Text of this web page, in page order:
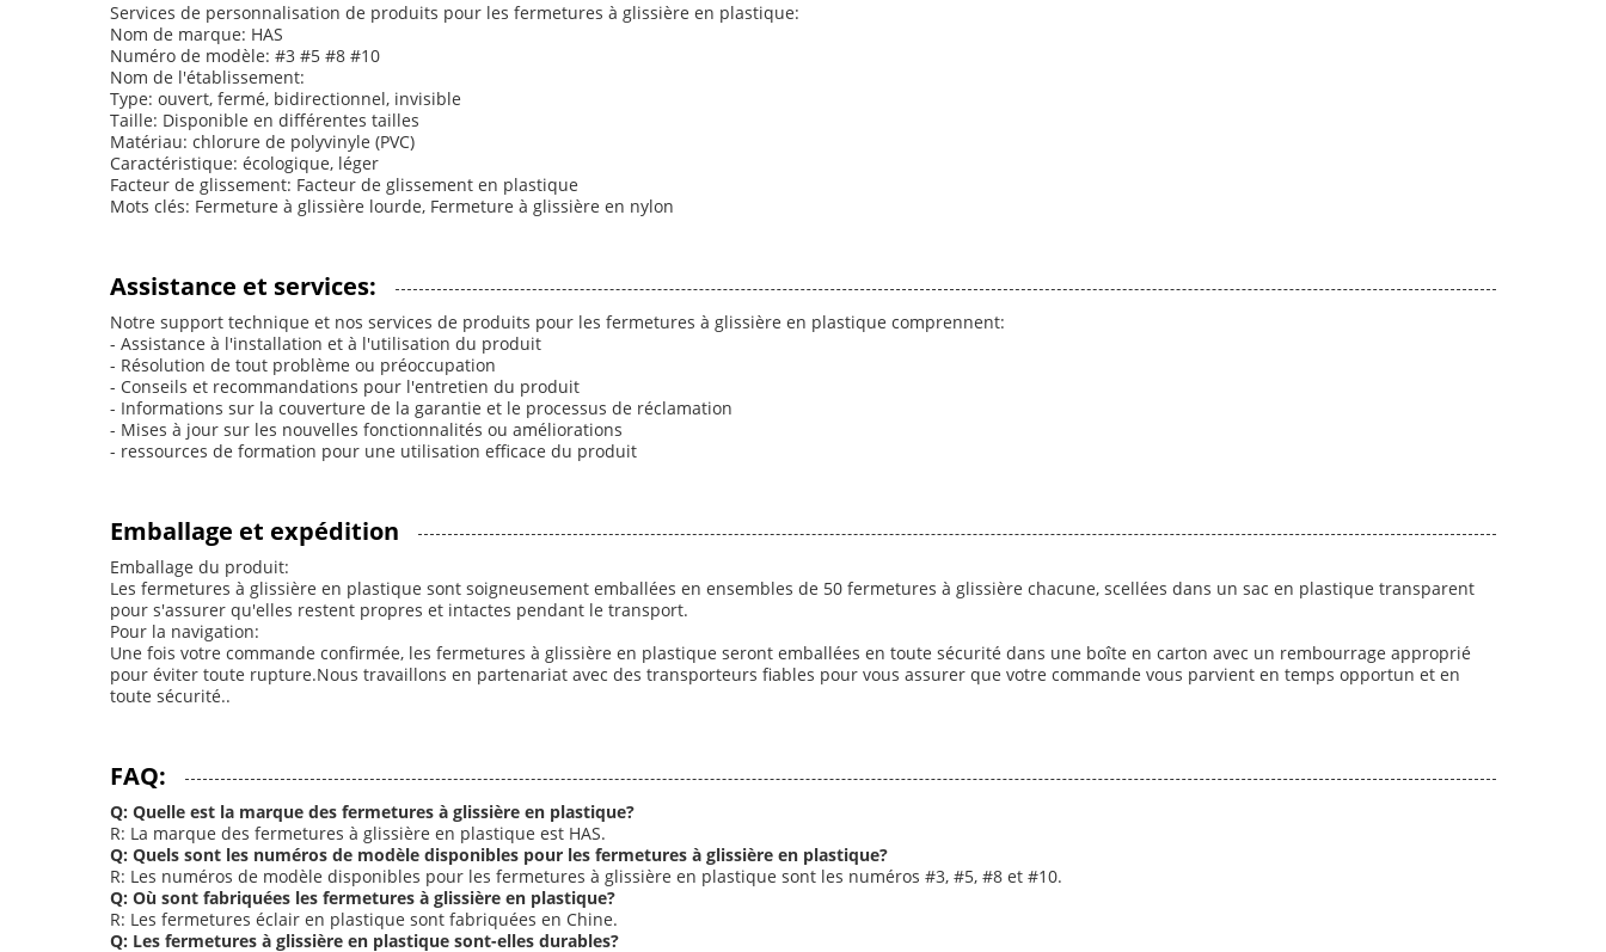
Services de personnalisation de produits pour les fermetures à glissière en plastique:
Nom de marque: HAS
Numéro de modèle: #3 #5 #8 #10
Nom de l'établissement:
Type: ouvert, fermé, bidirectionnel, invisible
Taille: Disponible en différentes tailles
Matériau: chlorure de polyvinyle (PVC)
Caractéristique: écologique, léger
Facteur de glissement: Facteur de glissement en plastique
Mots clés: Fermeture à glissière lourde, Fermeture à glissière en nylon
Assistance et services:
Notre support technique et nos services de produits pour les fermetures à glissière en plastique comprennent:
- Assistance à l'installation et à l'utilisation du produit
- Résolution de tout problème ou préoccupation
- Conseils et recommandations pour l'entretien du produit
- Informations sur la couverture de la garantie et le processus de réclamation
- Mises à jour sur les nouvelles fonctionnalités ou améliorations
- ressources de formation pour une utilisation efficace du produit
Emballage et expédition
Emballage du produit:
Les fermetures à glissière en plastique sont soigneusement emballées en ensembles de 50 fermetures à glissière chacune, scellées dans un sac en plastique transparent
pour s'assurer qu'elles restent propres et intactes pendant le transport.
Pour la navigation:
Une fois votre commande confirmée, les fermetures à glissière en plastique seront emballées en toute sécurité dans une boîte en carton avec un rembourrage approprié
pour éviter toute rupture.Nous travaillons en partenariat avec des transporteurs fiables pour vous assurer que votre commande vous parvient en temps opportun et en
toute sécurité..
FAQ:
Q: Quelle est la marque des fermetures à glissière en plastique?
R: La marque des fermetures à glissière en plastique est HAS.
Q: Quels sont les numéros de modèle disponibles pour les fermetures à glissière en plastique?
R: Les numéros de modèle disponibles pour les fermetures à glissière en plastique sont les numéros #3, #5, #8 et #10.
Q: Où sont fabriquées les fermetures à glissière en plastique?
R: Les fermetures éclair en plastique sont fabriquées en Chine.
Q: Les fermetures à glissière en plastique sont-elles durables?